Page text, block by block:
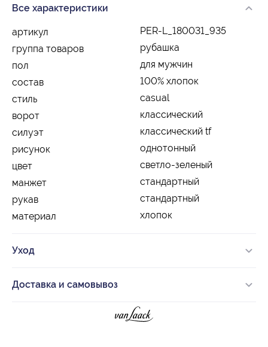
Все характеристики
артикул
PER-L_180031_935
группа товаров
рубашка
пол
для мужчин
состав
100% хлопок
стиль
casual
ворот
классический
силуэт
классический tf
рисунок
однотонный
цвет
светло-зеленый
манжет
стандартный
рукав
стандартный
материал
хлопок
Уход
Доставка и самовывоз